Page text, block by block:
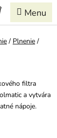
NÁKUPNÝ
KOŠÍK
/ Plnenie /
filtra
a vytvára
nápoje.